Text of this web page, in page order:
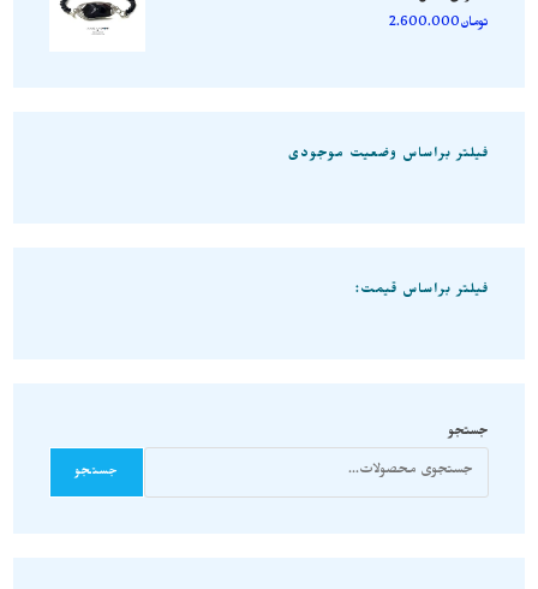
تومان2.600.000
فیلتر براساس وضعیت موجودی
فیلتر براساس قیمت:
جستجو
جستجو